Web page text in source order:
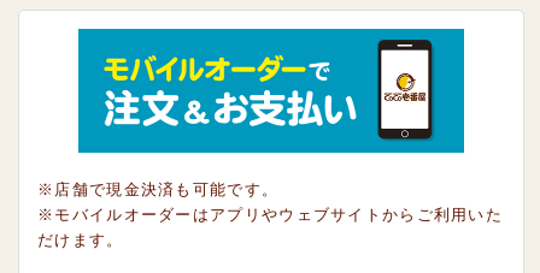
※店舗で現金決済も可能です。
※モバイルオーダーはアプリやウェブサイトからご利用いた
だけます。